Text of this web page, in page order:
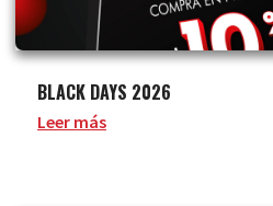
BLACK DAYS 2026
Leer más